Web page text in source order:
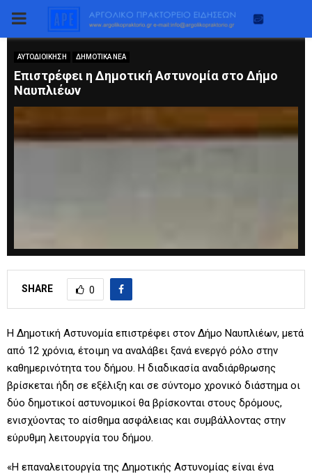
PRIMARY
MENU
ΑΥΤΟΔΙΟΙΚΗΣΗ ΔΗΜΟΤΙΚΑ ΝΕΑ
Επιστρέφει η Δημοτική Αστυνομία στο Δήμο
Ναυπλιέων
SHARE 0
Η Δημοτική Αστυνομία επιστρέφει στον Δήμο Ναυπλιέων, μετά
από 12 χρόνια, έτοιμη να αναλάβει ξανά ενεργό ρόλο στην
καθημερινότητα του δήμου. Η διαδικασία αναδιάρθρωσης
βρίσκεται ήδη σε εξέλιξη και σε σύντομο χρονικό διάστημα οι
δύο δημοτικοί αστυνομικοί θα βρίσκονται στους δρόμους,
ενισχύοντας το αίσθημα ασφάλειας και συμβάλλοντας στην
εύρυθμη λειτουργία του δήμου.
«Η επαναλειτουργία της Δημοτικής Αστυνομίας είναι ένα